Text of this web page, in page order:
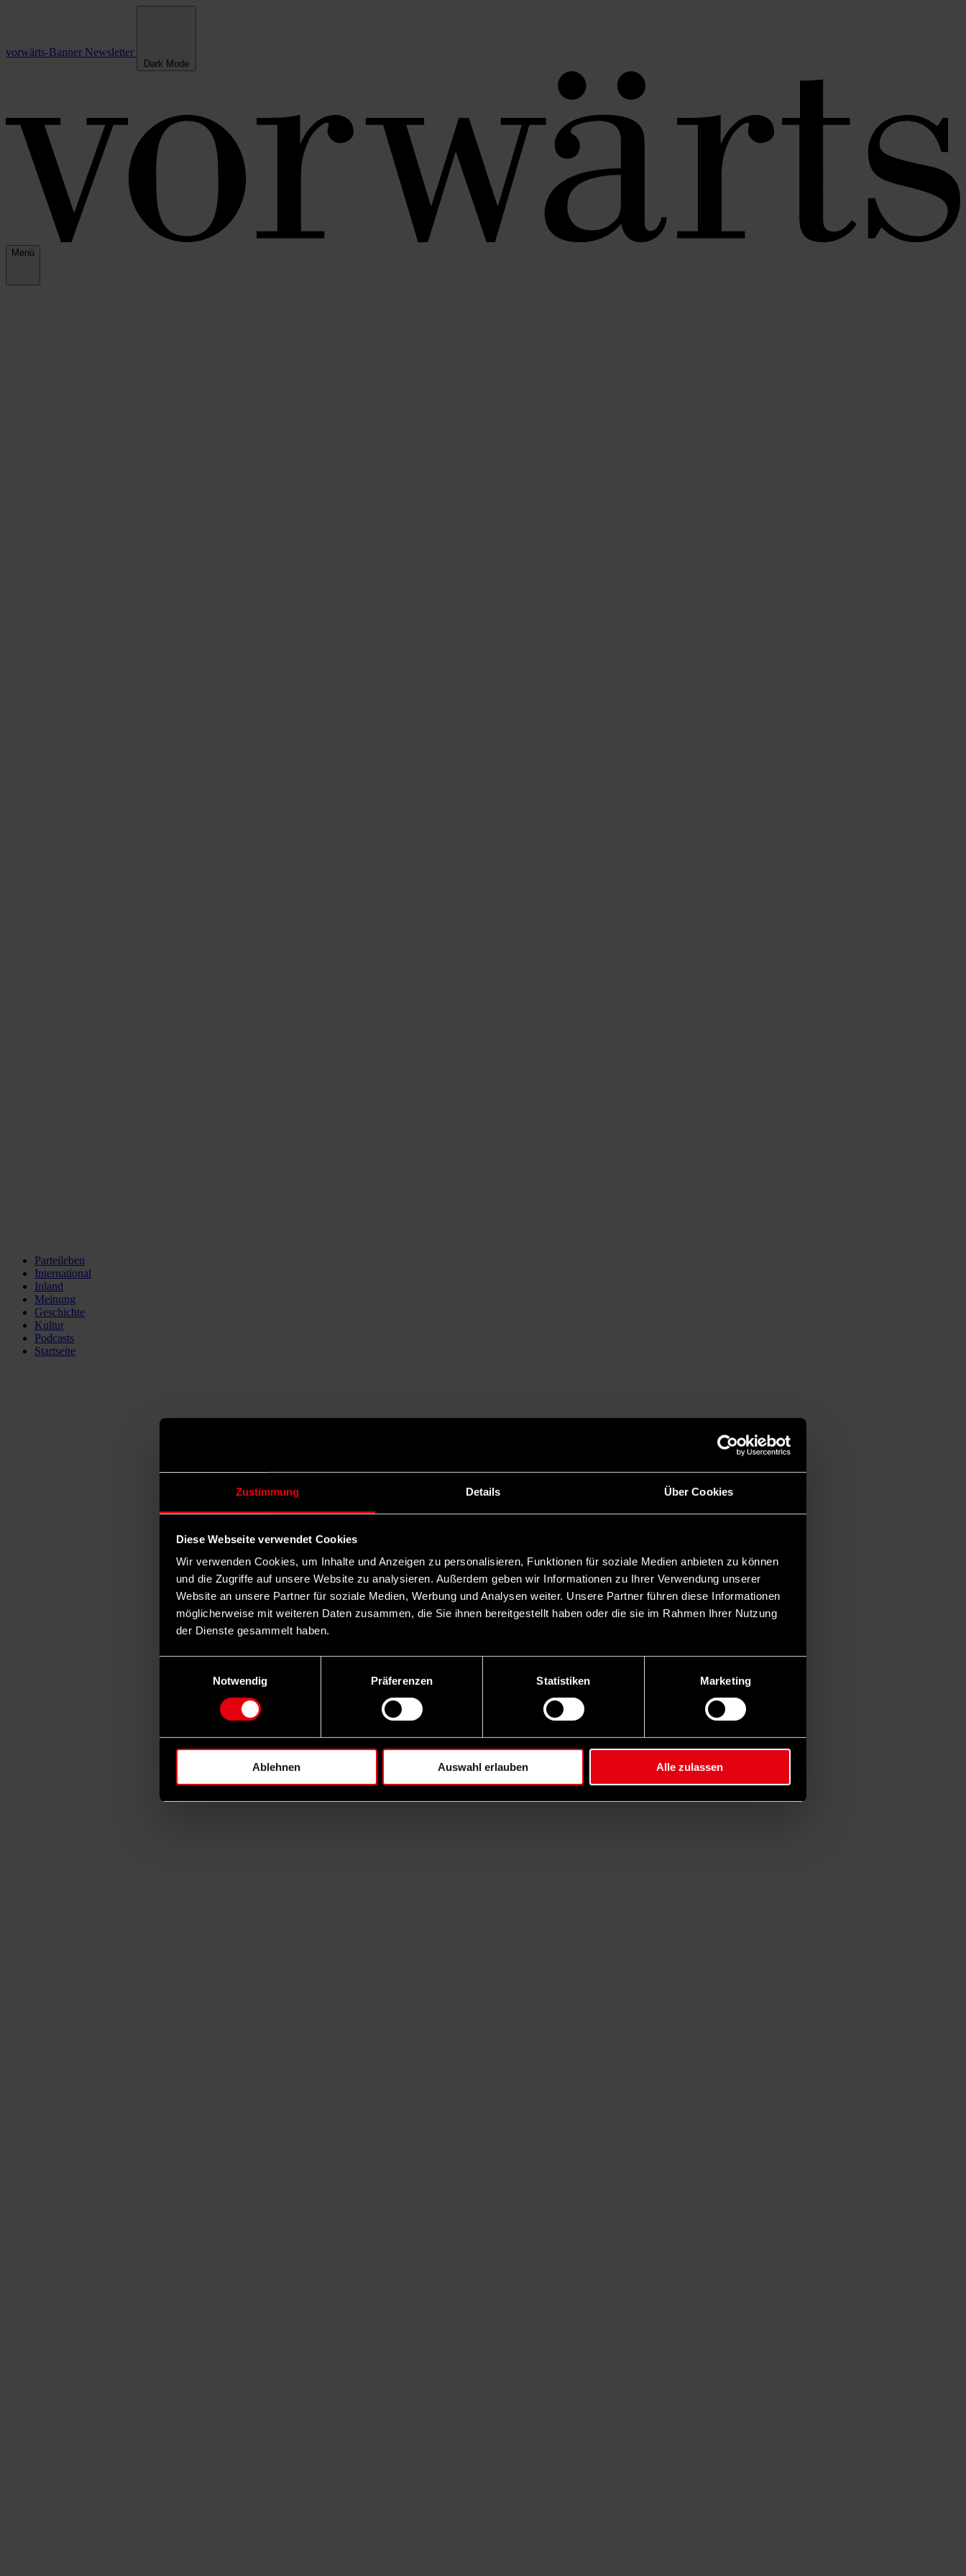
Zustimmung Details Über Cookies
Diese Webseite verwendet Cookies
Wir verwenden Cookies, um Inhalte und Anzeigen zu personalisieren, Funktionen für soziale Medien anbieten zu können
und die Zugriffe auf unsere Website zu analysieren. Außerdem geben wir Informationen zu Ihrer Verwendung unserer
Website an unsere Partner für soziale Medien, Werbung und Analysen weiter. Unsere Partner führen diese Informationen
möglicherweise mit weiteren Daten zusammen, die Sie ihnen bereitgestellt haben oder die sie im Rahmen Ihrer Nutzung
der Dienste gesammelt haben.
Notwendig
Präferenzen Statistiken Marketing
Ablehnen Auswahl erlauben Alle zulassen
vorwärts-Banner Newsletter
Dark Mode
Menü
Parteileben
International
Inland
Meinung
Geschichte
Kultur
Podcasts
Startseite